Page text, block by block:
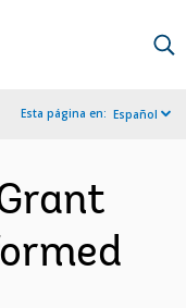
Esta página en: Español